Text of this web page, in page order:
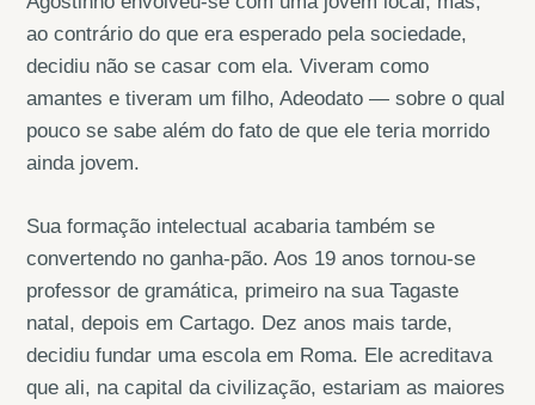
ao contrário do que era esperado pela sociedade,
decidiu não se casar com ela. Viveram como
amantes e tiveram um filho, Adeodato — sobre o qual
pouco se sabe além do fato de que ele teria morrido
ainda jovem.
Sua formação intelectual acabaria também se
convertendo no ganha-pão. Aos 19 anos tornou-se
professor de gramática, primeiro na sua Tagaste
natal, depois em Cartago. Dez anos mais tarde,
decidiu fundar uma escola em Roma. Ele acreditava
que ali, na capital da civilização, estariam as maiores